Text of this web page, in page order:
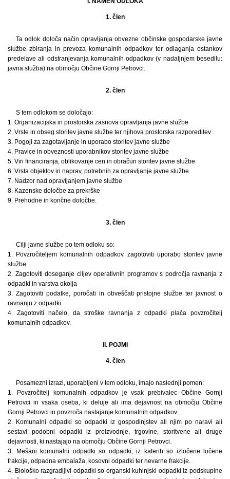
1. člen
Ta odlok določa način opravljanja obvezne občinske gospodarske javne
službe zbiranja in prevoza komunalnih odpadkov ter odlaganja ostankov
predelave ali odstranjevanja komunalnih odpadkov (v nadaljnjem besedilu:
javna služba) na območju Občine Gornji Petrovci.
2. člen
S tem odlokom se določajo:
1. Organizacijska in prostorska zasnova opravljanja javne službe
2. Vrste in obseg storitev javne službe ter njihova prostorska razporeditev
3. Pogoji za zagotavljanje in uporabo storitev javne službe
4. Pravice in obveznosti uporabnikov storitev javne službe
5. Viri financiranja, oblikovanje cen in obračun storitev javne službe
6. Vrsta objektov in naprav, potrebnih za opravljanje javne službe
7. Nadzor nad opravljanjem javne službe
8. Kazenske določbe za prekrške
9. Prehodne in končne določbe.
3. člen
Cilji javne službe po tem odloku so:
1. Povzročiteljem komunalnih odpadkov zagotoviti uporabo storitev javne
službe
2. Zagotoviti doseganje ciljev operativnih programov s področja ravnanja z
odpadki in varstva okolja
3. Zagotoviti podatke, poročati in obveščati pristojne službe ter javnost o
ravnanju z odpadki
4. Zagotoviti načelo, da stroške ravnanja z odpadki plača povzročitelj
komunalnih odpadkov.
II. POJMI
4. člen
Posamezni izrazi, uporabljeni v tem odloku, imajo naslednji pomen:
1. Povzročitelj komunalnih odpadkov je vsak prebivalec Občine Gornji
Petrovci in vsaka oseba, ki deluje ali ima dejavnost na območju Občine
Gornji Petrovci in povzroča nastajanje komunalnih odpadkov.
2. Komunalni odpadki so odpadki iz gospodinjstev ali njim po naravi ali
sestavi podobni odpadki iz proizvodnje, trgovine, storitvene ali druge
dejavnosti, ki nastajajo na območju Občine Gornji Petrovci.
3. Mešani komunalni odpadki so odpadki, iz katerih so izločene ločene
frakcije, odpadna embalaža, kosovni odpadki ter nevarne frakcije.
4. Biološko razgradljivi odpadki so organski kuhinjski odpadki iz podskupine